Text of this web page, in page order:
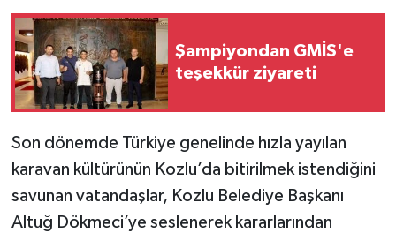
Şampiyondan GMİS'e
teşekkür ziyareti
Son dönemde Türkiye genelinde hızla yayılan
karavan kültürünün Kozlu’da bitirilmek istendiğini
savunan vatandaşlar, Kozlu Belediye Başkanı
Altuğ Dökmeci’ye seslenerek kararlarından